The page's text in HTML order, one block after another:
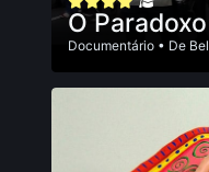
O
Documentário • De